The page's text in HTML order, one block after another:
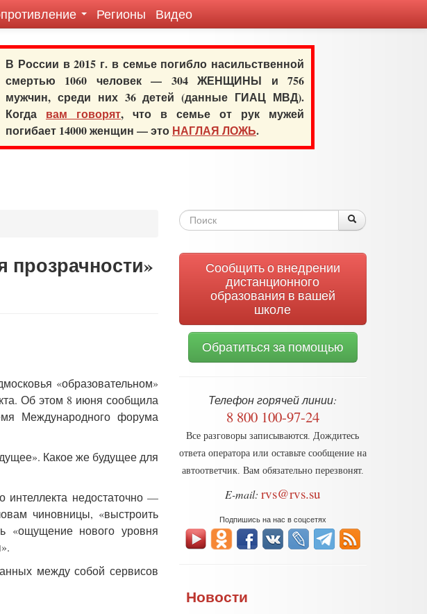
Регионы Видео
В России в 2015 г. в семье погибло насильственной
смертью 1060 человек — 304 ЖЕНЩИНЫ и 756
мужчин, среди них 36 детей (данные ГИАЦ МВД).
Когда вам говорят, что в семье от рук мужей
погибает 14000 женщин — это НАГЛАЯ ЛОЖЬ.
прозрачности»
«образовательном»
Об этом 8 июня сообщила
Международного форума
Какое же будущее для
интеллекта недостаточно —
чиновницы, «выстроить
«ощущение нового уровня
между собой сервисов
Форма
Поиск
Сообщить о внедрении
дистанционного
образования в вашей
школе
Обратиться за помощью
Телефон горячей линии:
8 800 100-97-24
Все разговоры записываются. Дождитесь
ответа оператора или оставьте сообщение на
автоответчик. Вам обязательно перезвонят.
E-mail: rvs@rvs.su
Подпишись на нас в соцсетях
Новости